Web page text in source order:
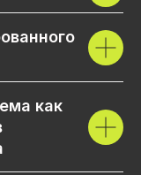
как